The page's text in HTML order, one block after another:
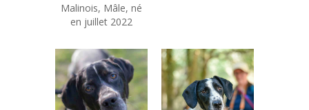
Malinois, Mâle, né
en juillet 2022